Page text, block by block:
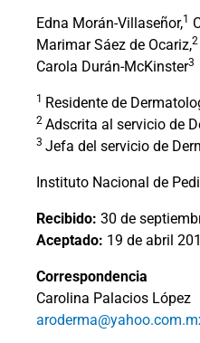
Edna Morán-Villaseñor,1
Marimar Sáez de Ocariz,2
Carola Durán-McKinster3
1 Residente de
2 Adscrita al servicio de
3 Jefa del servicio de
Instituto Nacional de
Recibido: 30 de
Aceptado: 19 de abril
Correspondencia
Carolina Palacios López